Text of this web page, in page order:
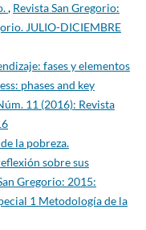
, Revista San Gregorio:
JULIO-DICIEMBRE
fases y elementos
phases and key
11 (2016): Revista
la pobreza.
sobre sus
Gregorio: 2015:
1 Metodología de la